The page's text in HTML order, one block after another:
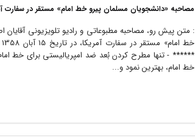
مصاحبه «دانشجویان مسلمان پیرو خط امام» مستقر در سفارت
: متن پیش رو، مصاحبه مطبوعاتی و رادیو تلویزیونی آقایان
****** - تنها مطرح کردن بُعد ضد امپریالیستی برای خط
خط امام، بهترین نمود و...